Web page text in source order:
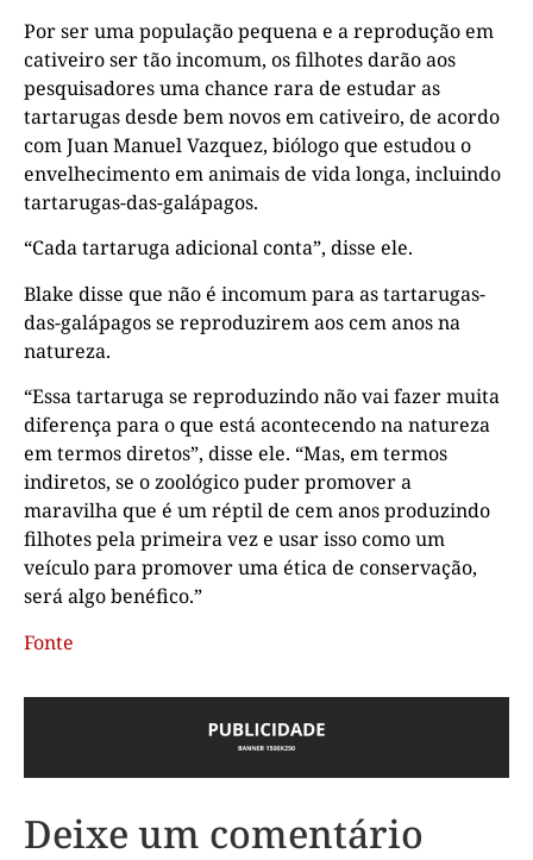
Por ser uma população pequena e a reprodução em
cativeiro ser tão incomum, os filhotes darão aos
pesquisadores uma chance rara de estudar as
tartarugas desde bem novos em cativeiro, de acordo
com Juan Manuel Vazquez, biólogo que estudou o
envelhecimento em animais de vida longa, incluindo
tartarugas-das-galápagos.
“Cada tartaruga adicional conta”, disse ele.
Blake disse que não é incomum para as tartarugas-
das-galápagos se reproduzirem aos cem anos na
natureza.
“Essa tartaruga se reproduzindo não vai fazer muita
diferença para o que está acontecendo na natureza
em termos diretos”, disse ele. “Mas, em termos
indiretos, se o zoológico puder promover a
maravilha que é um réptil de cem anos produzindo
filhotes pela primeira vez e usar isso como um
veículo para promover uma ética de conservação,
será algo benéfico.”
Fonte
Deixe um comentário